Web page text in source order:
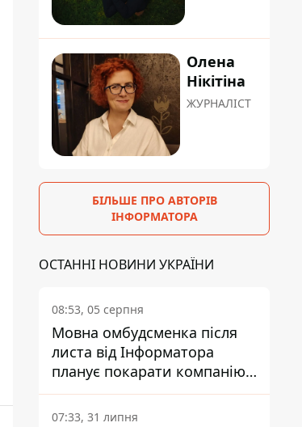
Олена
Нікітіна
ЖУРНАЛІСТ
БІЛЬШЕ ПРО АВТОРІВ
ІНФОРМАТОРА
ОСТАННІ НОВИНИ УКРАЇНИ
08:53, 05 серпня
Мовна омбудсменка після
листа від Інформатора
планує покарати компанію-
підрядника ПриватБанку
07:33, 31 липня